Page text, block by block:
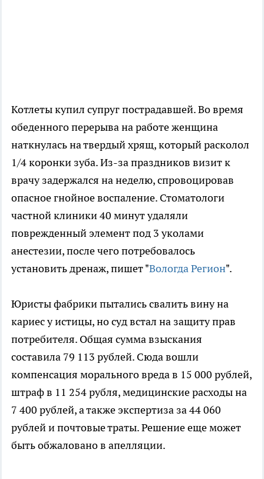
Котлеты купил супруг пострадавшей. Во время
обеденного перерыва на работе женщина
наткнулась на твердый хрящ, который расколол
1/4 коронки зуба. Из-за праздников визит к
врачу задержался на неделю, спровоцировав
опасное гнойное воспаление. Стоматологи
частной клиники 40 минут удаляли
поврежденный элемент под 3 уколами
анестезии, после чего потребовалось
установить дренаж, пишет "Вологда Регион".
Юристы фабрики пытались свалить вину на
кариес у истицы, но суд встал на защиту прав
потребителя. Общая сумма взыскания
составила 79 113 рублей. Сюда вошли
компенсация морального вреда в 15 000 рублей,
штраф в 11 254 рубля, медицинские расходы на
7 400 рублей, а также экспертиза за 44 060
рублей и почтовые траты. Решение еще может
быть обжаловано в апелляции.